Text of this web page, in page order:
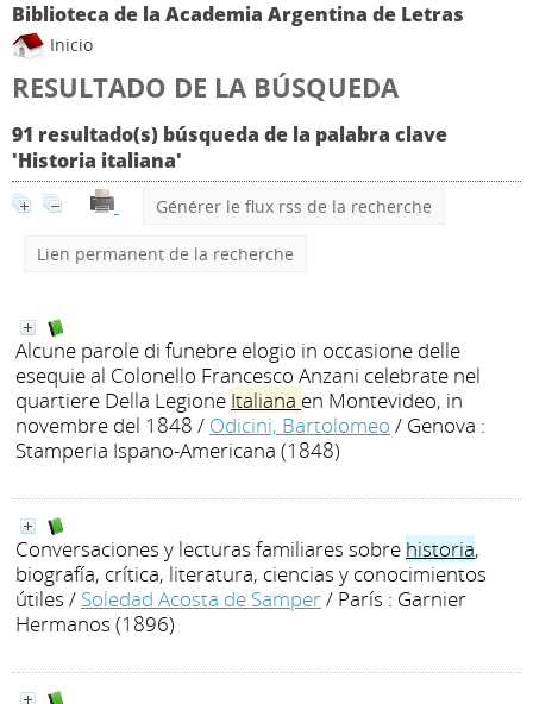
Biblioteca de la Academia Argentina de Letras
Inicio
RESULTADO DE LA BÚSQUEDA
91 resultado(s) búsqueda de la palabra clave
'Historia italiana'
Générer le flux rss de la recherche
Lien permanent de la recherche
Alcune parole di funebre elogio in occasione delle
esequie al Colonello Francesco Anzani celebrate nel
quartiere Della Legione Italiana en Montevideo, in
novembre del 1848 / Odicini, Bartolomeo / Genova :
Stamperia Ispano-Americana (1848)
Conversaciones y lecturas familiares sobre historia,
biografía, crítica, literatura, ciencias y conocimientos
útiles / Soledad Acosta de Samper/ París : Garnier
Hermanos (1896)